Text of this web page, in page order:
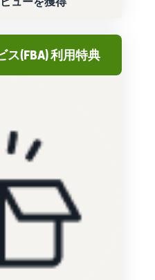
ス(FBA) 利用特典